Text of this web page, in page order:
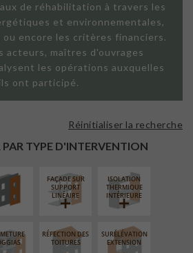
de réhabilitation à travers les
et environnementales,
encore les critères financiers.
acteurs, maîtres d'ouvrages
les opérations auxquelles
ils ont participé.
PAR TYPE D'INTERVENTION
Réinitialiser la recherche
FAÇADE SUR
SUPPORT
LINÉAIRE
ISOLATION
THERMIQUE
INTÉRIEURE
RÉFECTION DES
TOITURES
SURÉLÉVATION
EXTENSION
PROCÉDÉ
PARTICULIER